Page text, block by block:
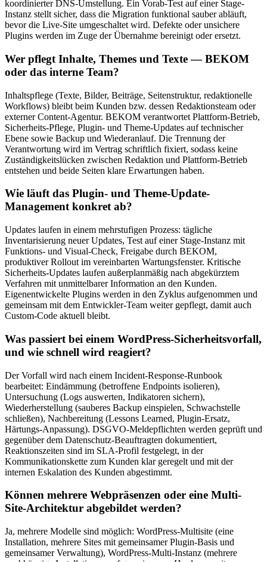
koordinierter DNS-Umstellung. Ein Vorab-Test auf einer Stage-
Instanz stellt sicher, dass die Migration funktional sauber abläuft,
bevor die Live-Site umgeschaltet wird. Defekte oder unsichere
Plugins werden im Zuge der Übernahme bereinigt oder ersetzt.
Wer pflegt Inhalte, Themes und Texte — BEKOM
oder das interne Team?
Inhaltspflege (Texte, Bilder, Beiträge, Seitenstruktur, redaktionelle
Workflows) bleibt beim Kunden bzw. dessen Redaktionsteam oder
externer Content-Agentur. BEKOM verantwortet Plattform-Betrieb,
Sicherheits-Pflege, Plugin- und Theme-Updates auf technischer
Ebene sowie Backup und Wiederanlauf. Die Trennung der
Verantwortung wird im Vertrag schriftlich fixiert, sodass keine
Zuständigkeitslücken zwischen Redaktion und Plattform-Betrieb
entstehen und beide Seiten klare Erwartungen haben.
Wie läuft das Plugin- und Theme-Update-
Management konkret ab?
Updates laufen in einem mehrstufigen Prozess: tägliche
Inventarisierung neuer Updates, Test auf einer Stage-Instanz mit
Funktions- und Visual-Check, Freigabe durch BEKOM,
produktiver Rollout im vereinbarten Wartungsfenster. Kritische
Sicherheits-Updates laufen außerplanmäßig nach abgekürztem
Verfahren mit unmittelbarer Information an den Kunden.
Eigenentwickelte Plugins werden in den Zyklus aufgenommen und
gemeinsam mit dem Entwickler-Team weiter gepflegt, damit auch
Custom-Code aktuell bleibt.
Was passiert bei einem WordPress-Sicherheitsvorfall,
und wie schnell wird reagiert?
Der Vorfall wird nach einem Incident-Response-Runbook
bearbeitet: Eindämmung (betroffene Endpoints isolieren),
Untersuchung (Logs auswerten, Indikatoren sichern),
Wiederherstellung (sauberes Backup einspielen, Schwachstelle
schließen), Nachbereitung (Lessons Learned, Plugin-Ersatz,
Härtungs-Anpassung). DSGVO-Meldepflichten werden geprüft und
gegenüber dem Datenschutz-Beauftragten dokumentiert,
Reaktionszeiten sind im SLA-Profil festgelegt, in der
Kommunikationskette zum Kunden klar geregelt und mit der
internen Eskalation des Kunden abgestimmt.
Können mehrere Webpräsenzen oder eine Multi-
Site-Architektur abgebildet werden?
Ja, mehrere Modelle sind möglich: WordPress-Multisite (eine
Installation, mehrere Sites mit gemeinsamer Plugin-Basis und
gemeinsamer Verwaltung), WordPress-Multi-Instanz (mehrere